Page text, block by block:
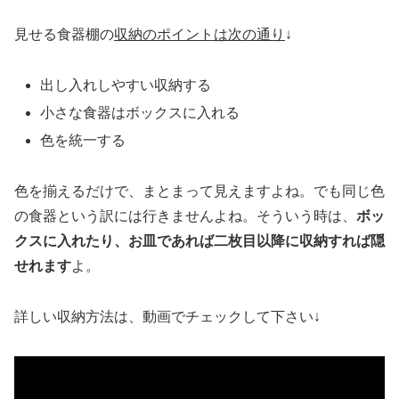
見せる食器棚の収納のポイントは次の通り ↓
出し入れしやすい収納する
小さな食器はボックスに入れる
色を統一する
色を揃えるだけで、まとまって見えますよね。でも同じ色
の食器という訳には行きませんよね。そういう時は、 ボッ
クスに入れたり、お皿であれば二枚目以降に収納すれば隠
せれますよ。
詳しい収納方法は、動画でチェックして下さい↓